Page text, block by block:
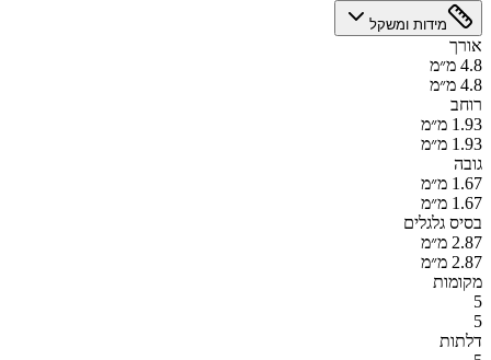
מידות ומשקל
אורך
4.8 מ״מ
4.8 מ״מ
רוחב
1.93 מ״מ
1.93 מ״מ
גובה
1.67 מ״מ
1.67 מ״מ
בסיס גלגלים
2.87 מ״מ
2.87 מ״מ
מקומות
5
5
דלתות